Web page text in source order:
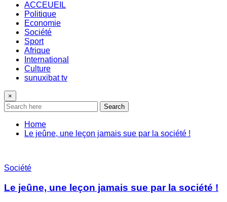
ACCEUEIL
Politique
Economie
Société
Sport
Afrique
International
Culture
sunuxibat tv
×
Search
Home
Le jeûne, une leçon jamais sue par la société !
Société
Le jeûne, une leçon jamais sue par la société !